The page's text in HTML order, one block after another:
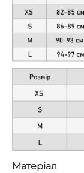
Матерiал